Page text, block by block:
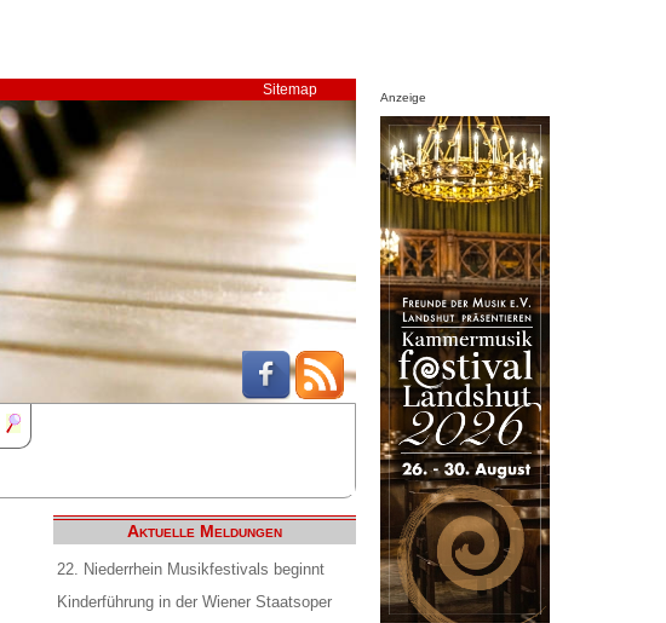
Sitemap
Aktuelle Meldungen
22. Niederrhein Musikfestivals beginnt
Kinderführung in der Wiener Staatsoper
Anzeige